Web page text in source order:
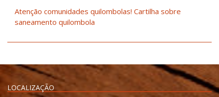
Atenção comunidades quilombolas! Cartilha sobre
saneamento quilombola
LOCALIZAÇÃO